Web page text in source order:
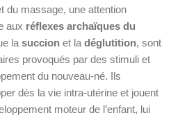
du massage, une attention
aux réflexes archaïques du
la succion et la déglutition, sont
provoqués par des stimuli et
du nouveau-né. Ils
dès la vie intra-utérine et jouent
moteur de l’enfant, lui